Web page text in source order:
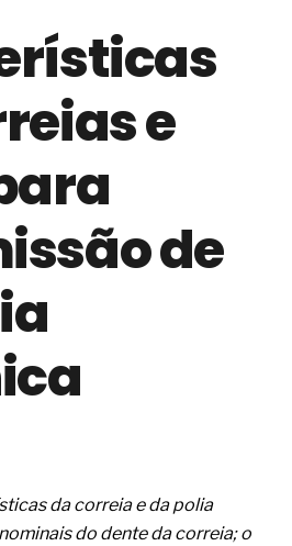
industrial ganha espaço como
nas empresas
com fibra de vidro
competitiva não está no
a régua do comprador B2B e a venda
ainda mais humana
dimensional e de massa dos fios,
elétricos
conforme das portas com tipologia
as saídas de emergência
toma decisões ou apenas reage
de reciclagem profunda a frio in situ
asfáltica
clínica da coceira no ânus
clínicos do teratoma de ovário
e
de
da correia e da polia
do dente da correia; o